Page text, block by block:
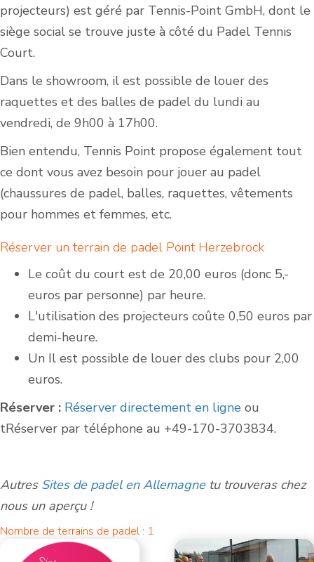
projecteurs) est géré par Tennis-Point GmbH, dont le
siège social se trouve juste à côté du Padel Tennis
Court.
Dans le showroom, il est possible de louer des
raquettes et des balles de padel du lundi au
vendredi, de 9h00 à 17h00.
Bien entendu, Tennis Point propose également tout
ce dont vous avez besoin pour jouer au padel
(chaussures de padel, balles, raquettes, vêtements
pour hommes et femmes, etc.
Réserver un terrain de padel Point Herzebrock
Le coût du court est de 20,00 euros (donc 5,-
euros par personne) par heure.
L'utilisation des projecteurs coûte 0,50 euros par
demi-heure.
Un Il est possible de louer des clubs pour 2,00
euros.
Réserver : Réserver directement en ligne ou
tRéserver par téléphone au +49-170-3703834.
Autres Sites de padel en Allemagnetu trouveras chez
nous un aperçu !
Nombre de terrains de padel : 1